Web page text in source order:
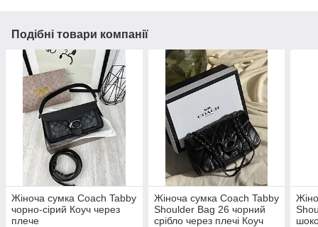
Подібні товари компанії
Жіноча сумка Coach Tabby
чорно-сірий Коуч через
плече
Жіноча сумка Coach Tabby
Shoulder Bag 26 чорний
срібло через плечі Коуч